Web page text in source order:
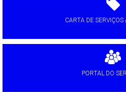
CARTA DE SERVIÇOS
PORTAL DO